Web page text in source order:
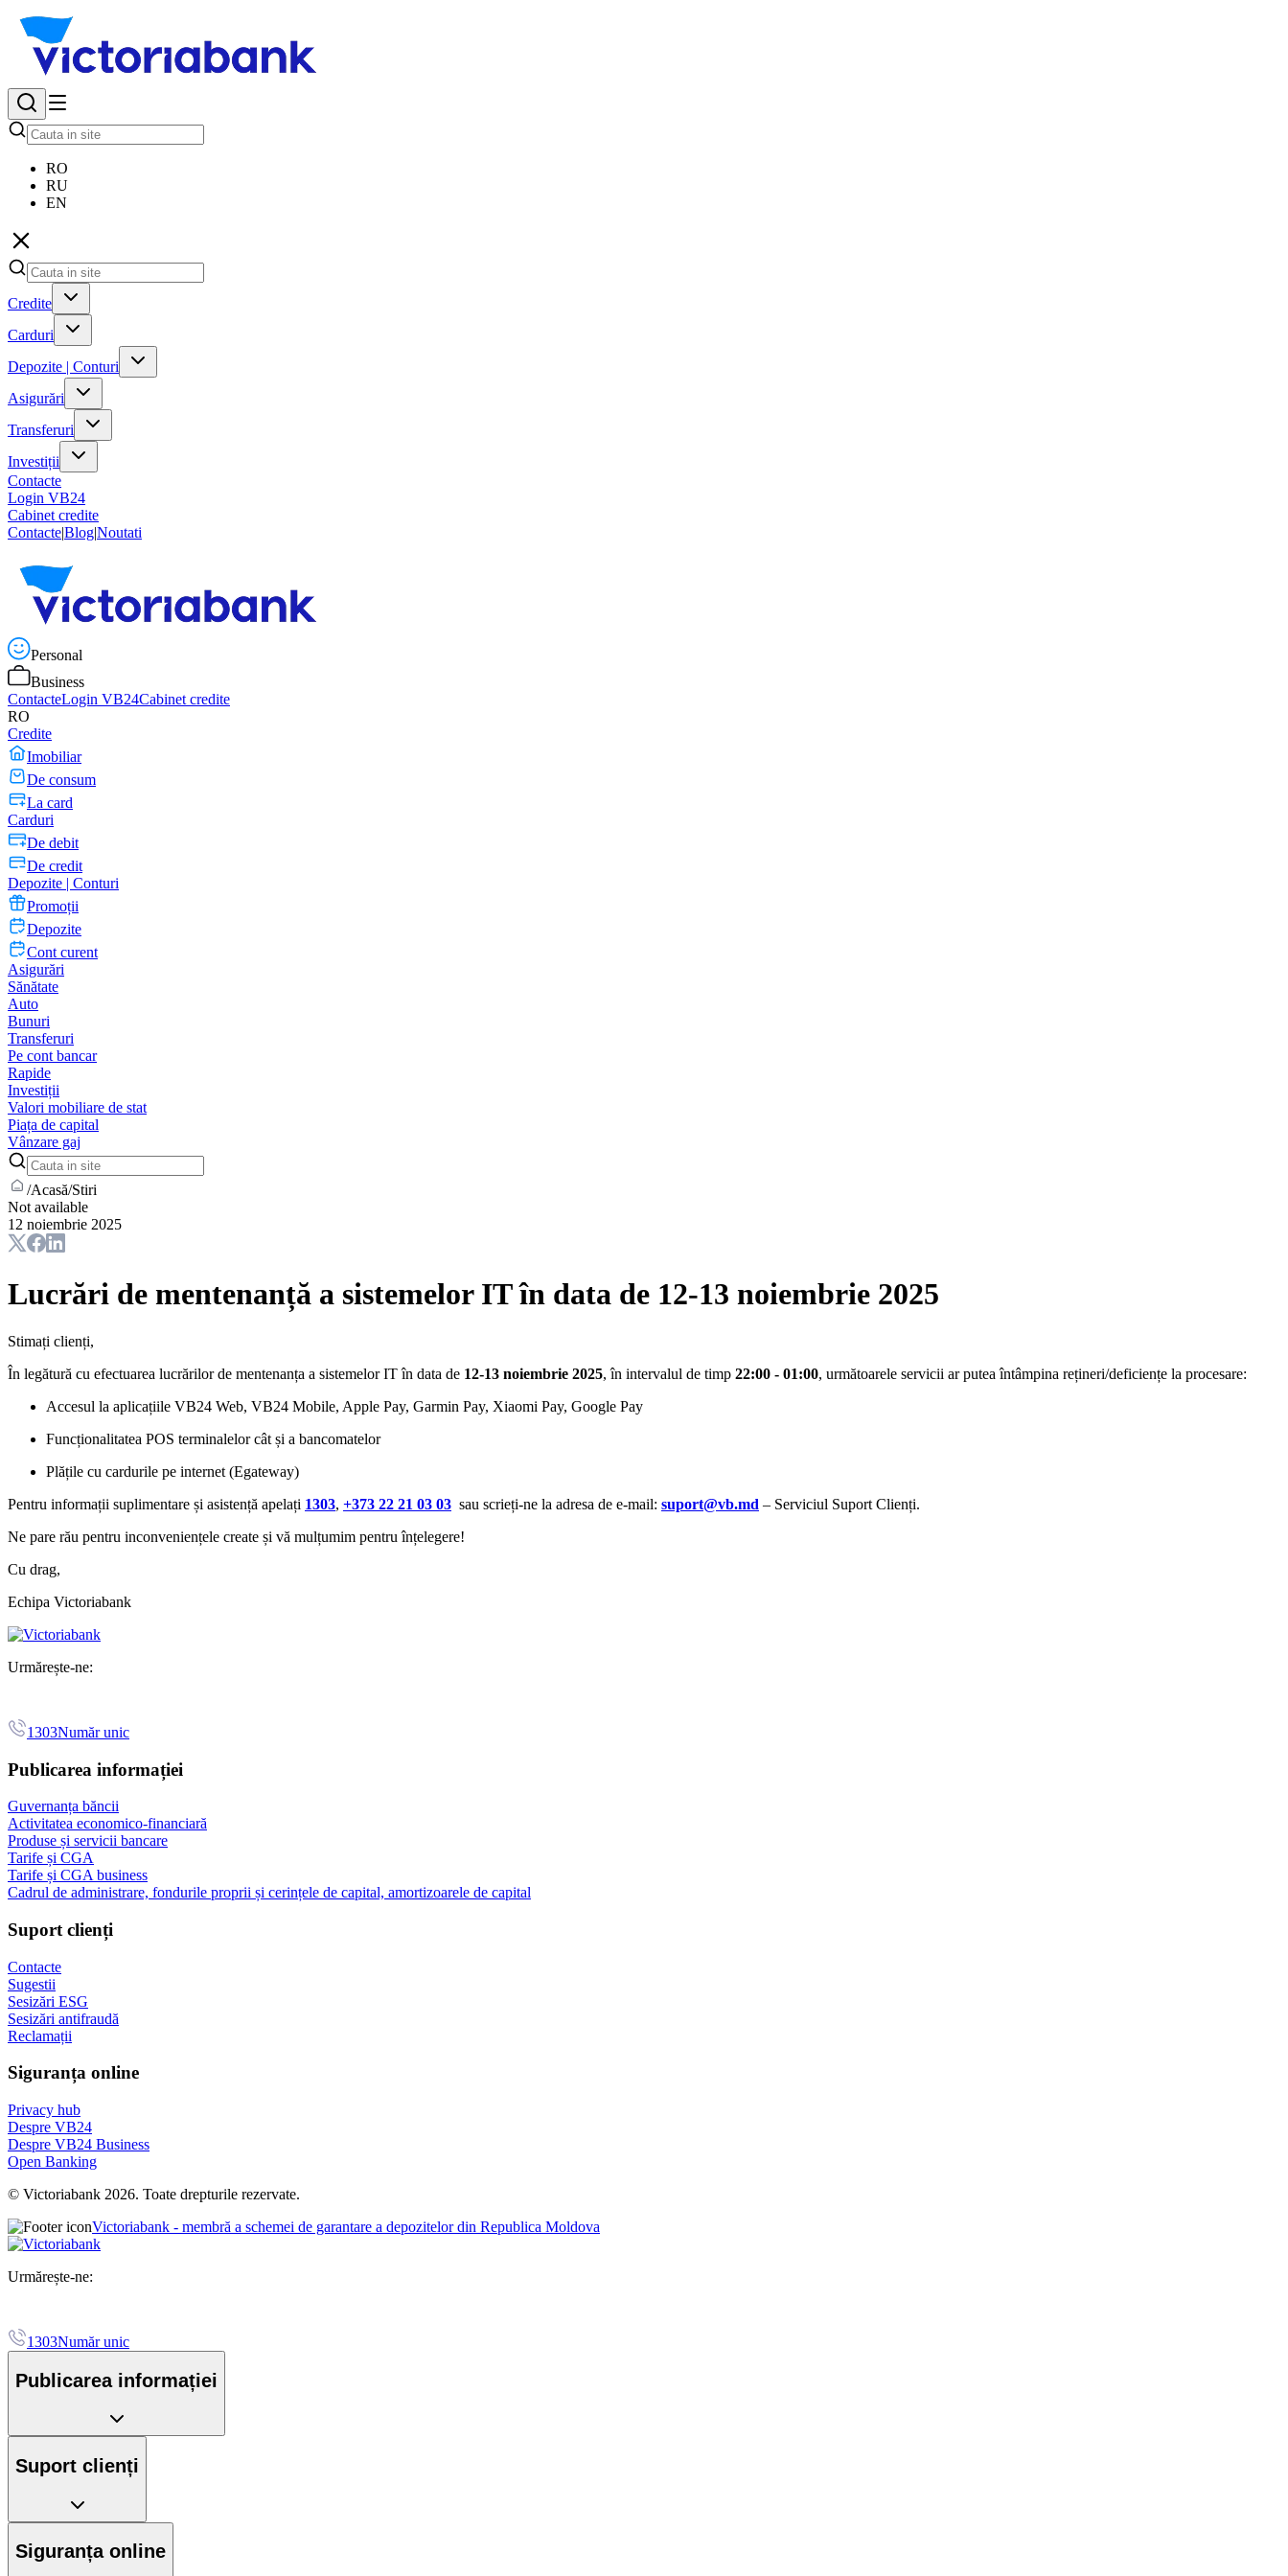
RO
RU
EN
Credite
Carduri
Depozite | Conturi
Asigurări
Transferuri
Investiții
Contacte
Login VB24
Cabinet credite
Contacte|Blog|Noutati
Personal
Business
ContacteLogin VB24Cabinet credite
RO
Credite
Imobiliar
De consum
La card
Carduri
De debit
De credit
Depozite | Conturi
Promoții
Depozite
Cont curent
Asigurări
Sănătate
Auto
Bunuri
Transferuri
Pe cont bancar
Rapide
Investiții
Valori mobiliare de stat
Piața de capital
Vânzare gaj
/Acasă/Stiri
Not available
12 noiembrie 2025
Lucrări de mentenanță a sistemelor IT în data de 12-13 noiembrie 2025
Stimați clienți,
În legătură cu efectuarea lucrărilor de mentenanța a sistemelor IT în data de 12-13 noiembrie 2025, în intervalul de timp 22:00 - 01:00, următoarele servicii ar putea întâmpina rețineri/deficiențe la procesare:
Accesul la aplicațiile VB24 Web, VB24 Mobile, Apple Pay, Garmin Pay, Xiaomi Pay, Google Pay
Funcționalitatea POS terminalelor cât și a bancomatelor
Plățile cu cardurile pe internet (Egateway)
Pentru informații suplimentare și asistență apelați 1303, +373 22 21 03 03 sau scrieți-ne la adresa de e-mail: suport@vb.md – Serviciul Suport Clienți.
Ne pare rău pentru inconveniențele create și vă mulțumim pentru înțelegere!
Cu drag,
Echipa Victoriabank
Urmărește-ne:
1303Număr unic
Publicarea informației
Guvernanța băncii
Activitatea economico-financiară
Produse și servicii bancare
Tarife și CGA
Tarife și CGA business
Cadrul de administrare, fondurile proprii și cerințele de capital, amortizoarele de capital
Suport clienți
Contacte
Sugestii
Sesizări ESG
Sesizări antifraudă
Reclamații
Siguranța online
Privacy hub
Despre VB24
Despre VB24 Business
Open Banking
© Victoriabank 2026. Toate drepturile rezervate.
Victoriabank - membră a schemei de garantare a depozitelor din Republica Moldova
Urmărește-ne:
1303Număr unic
Publicarea informației
Suport clienți
Siguranța online